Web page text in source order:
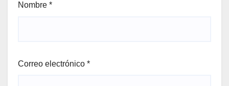
Nombre *
Correo electrónico *